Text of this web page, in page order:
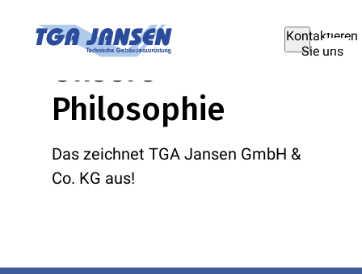
Kontaktieren
Sie uns
Unsere
Philosophie
Das zeichnet TGA Jansen GmbH &
Co. KG aus!